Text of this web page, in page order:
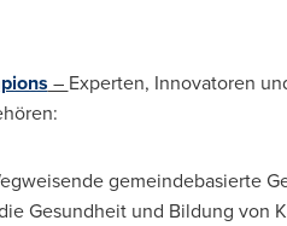
– Experten, Innovatoren
gemeindebasierte
Gesundheit und Bildung von